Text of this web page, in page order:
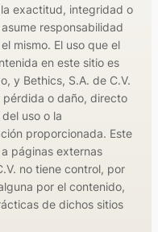
exactitud, integridad o
responsabilidad
mismo. El uso que el
en este sitio es
y Bethics, S.A. de C.V.
pérdida o daño, directo
uso o la
proporcionada. Este
páginas externas
no tiene control, por
por el contenido,
de dichos sitios